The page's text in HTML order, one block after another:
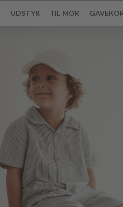
UDSTYR TIL MOR